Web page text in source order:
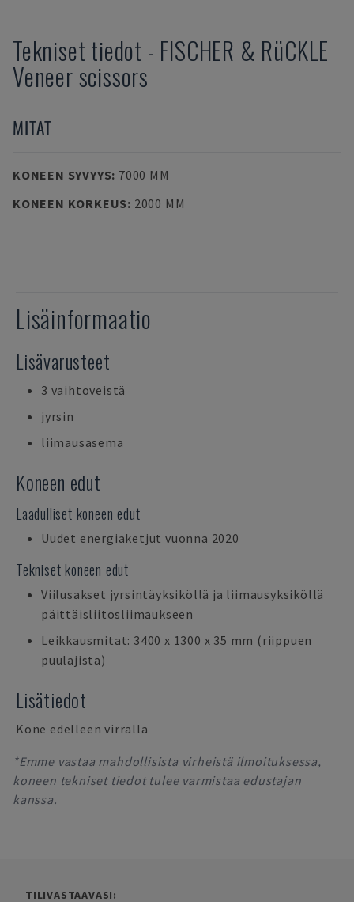
Tekniset tiedot - FISCHER & RüCKLE
Veneer scissors
MITAT
KONEEN SYVYYS: 7000 MM
KONEEN KORKEUS: 2000 MM
Lisäinformaatio
Lisävarusteet
3 vaihtoveistä
jyrsin
liimausasema
Koneen edut
Laadulliset koneen edut
Uudet energiaketjut vuonna 2020
Tekniset koneen edut
Viilusakset jyrsintäyksiköllä ja liimausyksiköllä
päittäisliitosliimaukseen
Leikkausmitat: 3400 x 1300 x 35 mm (riippuen
puulajista)
Lisätiedot
Kone edelleen virralla
*Emme vastaa mahdollisista virheistä ilmoituksessa,
koneen tekniset tiedot tulee varmistaa edustajan
kanssa.
TILIVASTAAVASI: